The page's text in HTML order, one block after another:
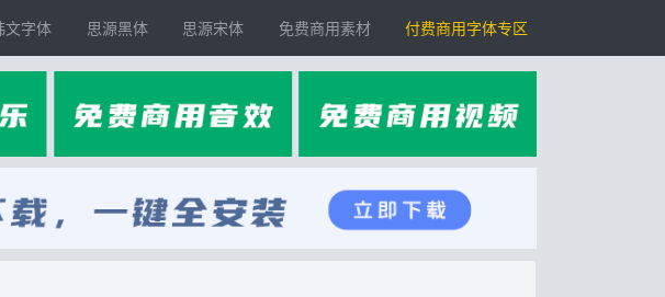
文字体 思源黑体 思源宋体 免费商用素材 付费商用字体专区